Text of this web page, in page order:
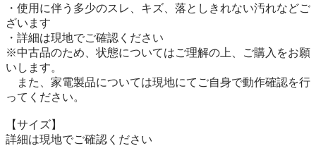
・使用に伴う多少のスレ、キズ、落としきれない汚れなどご
ざいます
・詳細は現地でご確認ください
※中古品のため、状態についてはご理解の上、ご購入をお願
いします。
また、家電製品については現地にてご自身で動作確認を行
ってください。
【サイズ】
詳細は現地でご確認ください